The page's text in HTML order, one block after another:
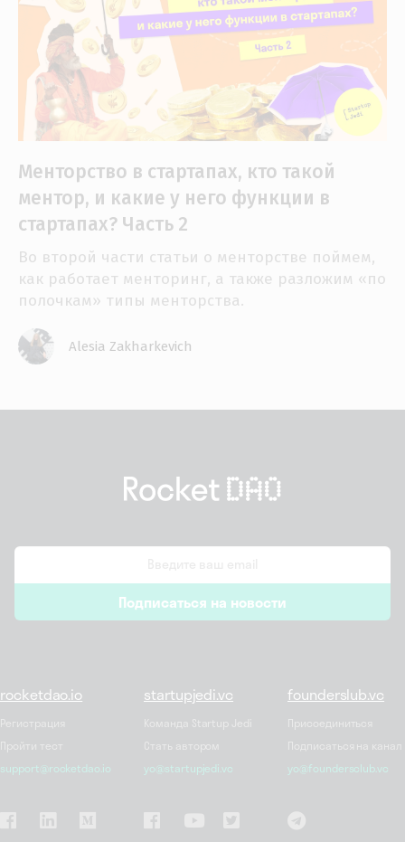
Менторство в стартапах, кто такой
ментор, и какие у него функции в
стартапах? Часть 2
Во второй части статьи о менторстве поймем,
как работает менторинг, а также разложим «по
полочкам» типы менторства.
Alesia Zakharkevich
*
Подписаться на новости
rocketdao.io
Регистрация
Пройти тест
support@rocketdao.io
startupjedi.vc
Команда Startup Jedi
Стать автором
yo@startupjedi.vc
founderslub.vc
Присоединиться
Подписаться на канал
yo@foundersclub.vc